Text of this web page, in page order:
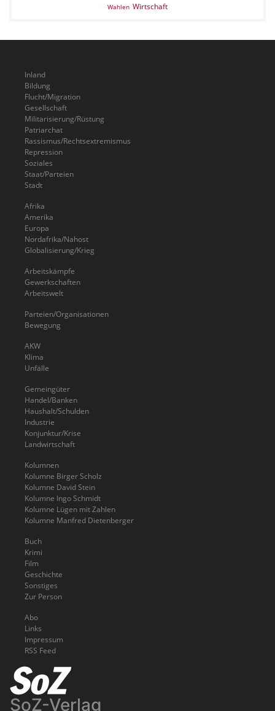
Wahlen Wirtschaft
Inland
Bildung
Flucht/Migration
Gesellschaft
Militarisierung/Rüstung
Patriarchat
Rassismus/Rechtsextremismus
Repression
Soziales
Staat/Parteien
Stadt
Afrika
Amerika
Europa
Nordafrika/Nahost
Globalisierung/Krieg
Arbeitskämpfe
Gewerkschaften
Arbeitswelt
Parteien/Organisationen
Bewegung
AKW
Klima
Unfälle
Gemeingüter
Handel/Banken
Haushalt/Schulden
Industrie
Konjunktur/Krise
Landwirtschaft
Kolumnen
Kolumne Birger Scholz
Kolumne David Stein
Kolumne Ingo Schmidt
Kolumne Lügen mit Zahlen
Kolumne Manfred Dietenberger
Buch
Krimi
Film
Geschichte
Sonstiges
Zur Person
Abo
Links
Impressum
RSS Feed
SoZ-Verlag